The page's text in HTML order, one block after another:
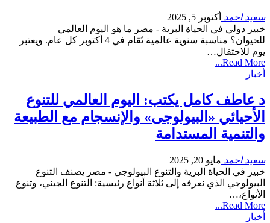
سعيد احمد أكتوبر 5, 2025
خبير دولي في الحياة البرية - مصر ما هو اليوم العالمي
للحيوان؟ مناسبة سنوية عالمية تُقام في 4 أكتوبر كل عام. ويعتبر
يوم للاحتفال…
Read More...
أخبار
د عاطف كامل يكتب: اليوم العالمي للتنوع
الأحيائي «البيولوجى» والإنسجام مع الطبيعة
والتنمية المستدامة
سعيد احمد مايو 20, 2025
خبير في الحياة البرية والتنوع البيولوجي - مصر يصنف التنوع
البيولوجي الذي نعرفه إلى ثلاثة أنواع رئيسية: التنوع الجيني، وتنوع
الأنواع،…
Read More...
أخبار